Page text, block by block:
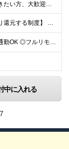
【東北・新潟で腰を据えて働きたい方、大歓迎！】 ◇ITエンジニアとしての実務経験（システム開発やインフラ構築など、分野・年数不問） ◇高卒以上 ★「今のスキルセットから抜け出したい」 「年齢を理
…◆【頑張りと定着をしっかり還元する制度】 ＜1＞毎月の収入に直結！「資格手当＆取得支援」 TOEIC、ITパスポート、基本情報技術者などの資格取得時には、 受験料補助や合格祝い一時金を支給！ さらに
◎マイカー・自転車・バイク通勤OK ◎フルリモートあり/ハイブリッド勤務あり ◎転勤なし ■仙台事業所 宮城県仙台市宮城野区榴岡5-1-12 仙萩ビル4F ■仙台事業所（分室） 宮城県仙台市宮城野
中に入れる